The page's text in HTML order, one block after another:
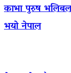
काभा पुरुष
भयो नेपाल